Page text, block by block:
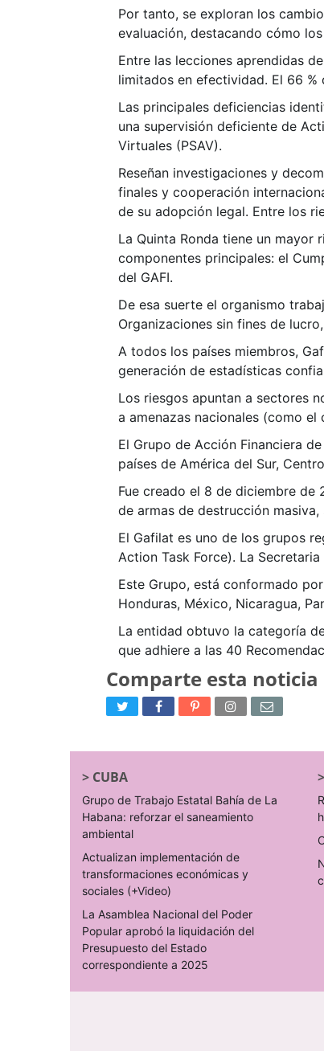
Por tanto, se exploran los
evaluación, destacando cómo
Entre las lecciones aprendidas
limitados en efectividad. El 66 %
Las principales deficiencias
una supervisión deficiente de
Virtuales (PSAV).
Reseñan investigaciones y
finales y cooperación
de su adopción legal. Entre los
La Quinta Ronda tiene un
componentes principales: el
del GAFI.
De esa suerte el organismo
Organizaciones sin fines de
A todos los países miembros,
generación de estadísticas
Los riesgos apuntan a sectores
a amenazas nacionales (como el
El Grupo de Acción Financiera
países de América del Sur,
Fue creado el 8 de diciembre
de armas de destrucción
El Gafilat es uno de los grupos
Action Task Force). La
Este Grupo, está conformado
Honduras, México, Nicaragua,
La entidad obtuvo la categoría
que adhiere a las 40
Comparte esta noticia
> CUBA
Grupo de Trabajo Estatal Bahía de La
Habana: reforzar el saneamiento
ambiental
Actualizan implementación de
transformaciones económicas y
sociales (+Video)
La Asamblea Nacional del Poder
Popular aprobó la liquidación del
Presupuesto del Estado
correspondiente a 2025
>